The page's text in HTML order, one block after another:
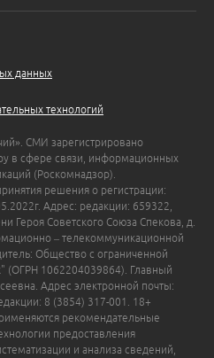
данных
технологий
СМИ зарегистрировано
в сфере связи, информационных
(Роскомнадзор).
решения о регистрации:
Адрес: редакции: 659322,
Героя Советского Союза Спекова, д.
– телекоммуникационной
Общество с ограниченной
(ОГРН 1062204039864). Главный
Адрес электронной почты:
8 (3854) 317-001. 18+
рекомендательные
предоставления
и анализа сведений,